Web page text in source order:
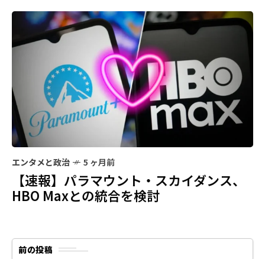
エンタメと政治 5 ヶ月前
【速報】パラマウント・スカイダンス、
HBO Maxとの統合を検討
前の投稿